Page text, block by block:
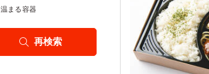
温まる容器
再検索